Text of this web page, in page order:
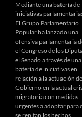
Mediante una batería de
iniciativas
El Grupo Parlamentario
Popular ha lanzado una
ofensiva parlamentaria
el Congreso de los
el Senado a través de una
batería de iniciativas en
relación a la actuación
Gobierno en la actual
migratoria con medidas
urgentes a adoptar para
se repitan los hechos